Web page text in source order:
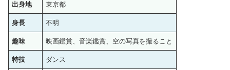
出身地 東京都
身長 不明
趣味 映画鑑賞、音楽鑑賞、空の写真を撮ること
特技 ダンス